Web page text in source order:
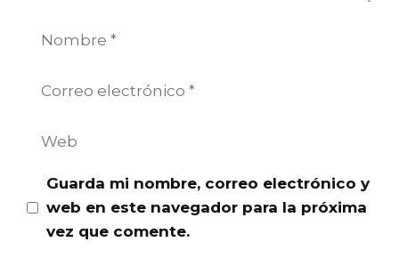
Nombre
Guarda mi nombre, correo electrónico y
web en este navegador para la próxima
vez que comente.